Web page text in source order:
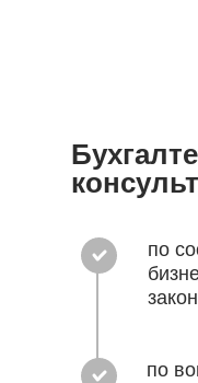
по
по